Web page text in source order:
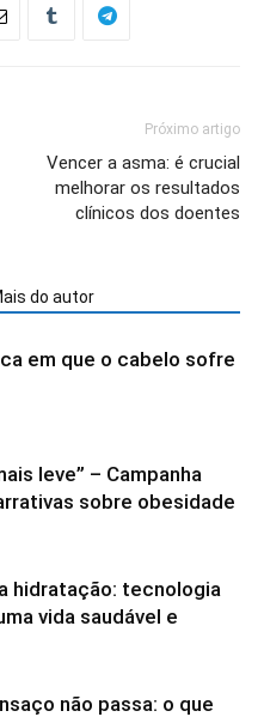
Próximo artigo
Vencer a asma: é crucial
melhorar os resultados
clínicos dos doentes
do autor
em que o cabelo sofre
leve” – Campanha
sobre obesidade
hidratação: tecnologia
vida saudável e
não passa: o que